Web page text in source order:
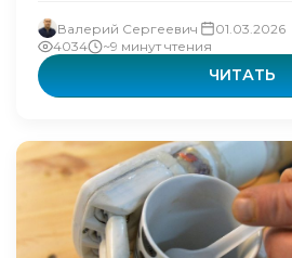
Валерий Сергеевич
01.03.2026
4034
~9 минут чтения
ЧИТАТЬ